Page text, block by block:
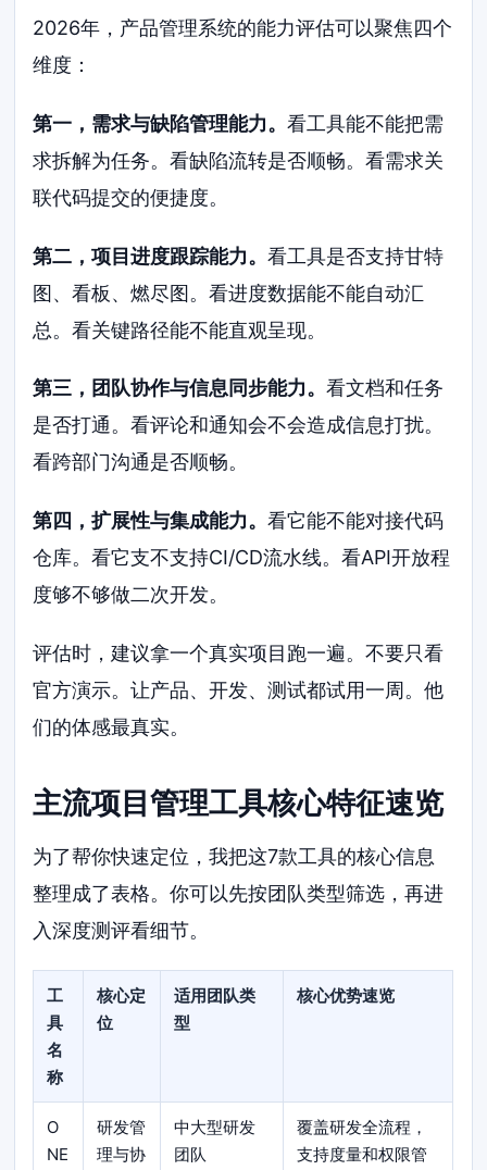
2026年，产品管理系统的能力评估可以聚焦四个
维度：
第一，需求与缺陷管理能力。看工具能不能把需
求拆解为任务。看缺陷流转是否顺畅。看需求关
联代码提交的便捷度。
第二，项目进度跟踪能力。看工具是否支持甘特
图、看板、燃尽图。看进度数据能不能自动汇
总。看关键路径能不能直观呈现。
第三，团队协作与信息同步能力。看文档和任务
是否打通。看评论和通知会不会造成信息打扰。
看跨部门沟通是否顺畅。
第四，扩展性与集成能力。看它能不能对接代码
仓库。看它支不支持CI/CD流水线。看API开放程
度够不够做二次开发。
评估时，建议拿一个真实项目跑一遍。不要只看
官方演示。让产品、开发、测试都试用一周。他
们的体感最真实。
主流项目管理工具核心特征速览
为了帮你快速定位，我把这7款工具的核心信息
整理成了表格。你可以先按团队类型筛选，再进
入深度测评看细节。
工
具
名
称
核心定
位
适用团队类
型
核心优势速览
O
NE
研发管
理与协
中大型研发
团队
覆盖研发全流程，
支持度量和权限管